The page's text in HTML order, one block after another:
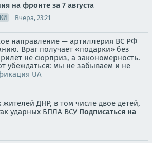
на фронте за 7 августа
Вчера, 23:21
направление — артиллерия ВС РФ
Враг получает «подарки» без
не сюрприз, а закономерность.
убеждаться: мы не забываем и не
UA
ДНР, в том числе двое детей,
ударных БПЛА ВСУ Подписаться на